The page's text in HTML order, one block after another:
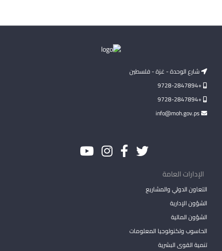
شارع الوحدة - غزة - فلسطين
+9728-2847894
+9728-2847894
الإدارات العامة
التعاون الدولي والمشاريع
الشؤون الإدارية
الشؤون المالية
الحاسوب وتكنولوجيا المعلومات
تنمية القوى البشرية